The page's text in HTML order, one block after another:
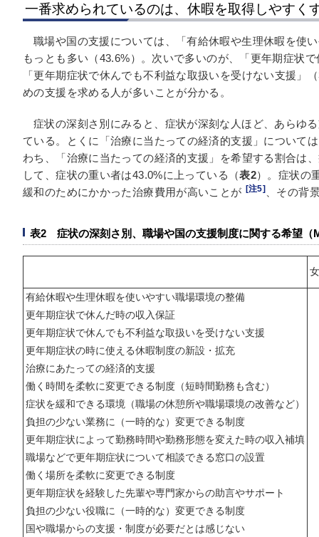
一番求められているのは、休暇を取得しやすく
職場や国の支援については、「有給休暇や生理休暇を使
もっとも多い（43.6%）。次いで多いのが、「更年期症状
「更年期症状で休んでも不利益な取扱いを受けない支援」
めの支援を求める人が多いことが分かる。
症状の深刻さ別にみると、症状が深刻な人ほど、あらゆ
ている。とくに「治療に当たっての経済的支援」について
わち、「治療に当たっての経済的支援」を希望する割合は
して、症状の重い者は43.0%に上っている（表2）。症状の
緩和のためにかかった治療費用が高いことが [注5] 、その背
表2 症状の深刻さ別、職場や国の支援制度に関する希望（
有給休暇や生理休暇を使いやすい職場環境の整備
更年期症状で休んだ時の収入保証
更年期症状で休んでも不利益な取扱いを受けない支援
更年期症状の時に使える休暇制度の新設・拡充
治療にあたっての経済的支援
働く時間を柔軟に変更できる制度（短時間勤務も含む）
症状を緩和できる環境（職場の休憩所や職場環境の改善など）
負担の少ない業務に（一時的な）変更できる制度
更年期症状によって勤務時間や勤務形態を変えた時の収入補填
職場などで更年期症状について相談できる窓口の設置
働く場所を柔軟に変更できる制度
更年期症状を経験した先輩や専門家からの助言やサポート
負担の少ない役職に（一時的な）変更できる制度
国や職場からの支援・制度が必要だとは感じない